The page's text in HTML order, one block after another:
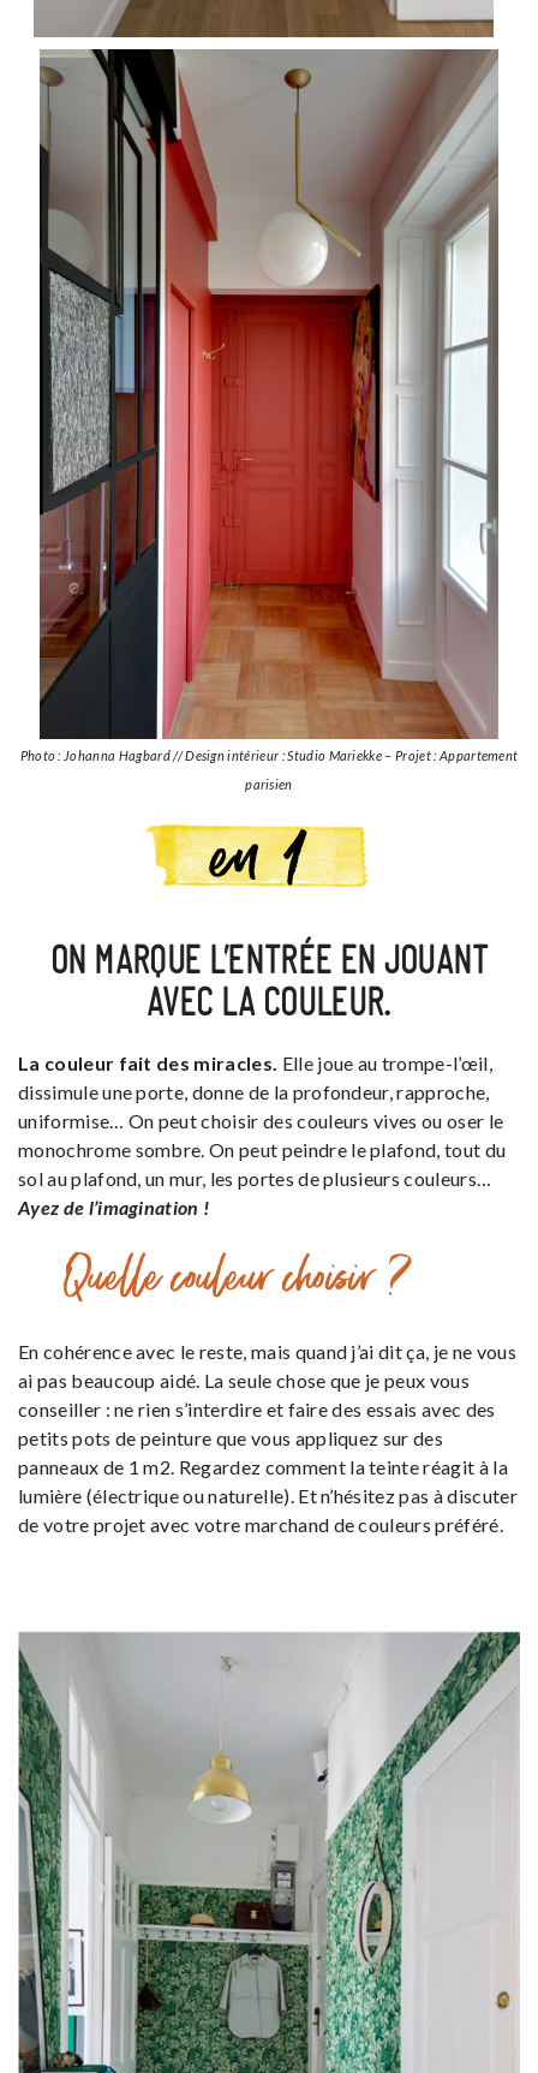
Photo : Johanna Hagbard // Design intérieur : Studio Mariekke – Projet : Appartement
parisien
ON MARQUE L’ENTRÉE EN JOUANT
AVEC LA COULEUR.
La couleur fait des miracles. Elle joue au trompe-l’œil,
dissimule une porte, donne de la profondeur, rapproche,
uniformise… On peut choisir des couleurs vives ou oser le
monochrome sombre. On peut peindre le plafond, tout du
sol au plafond, un mur, les portes de plusieurs couleurs…
Ayez de l’imagination !
Quelle couleur choisir ?
En cohérence avec le reste, mais quand j’ai dit ça, je ne vous
ai pas beaucoup aidé. La seule chose que je peux vous
conseiller : ne rien s’interdire et faire des essais avec des
petits pots de peinture que vous appliquez sur des
panneaux de 1 m2. Regardez comment la teinte réagit à la
lumière (électrique ou naturelle). Et n’hésitez pas à discuter
de votre projet avec votre marchand de couleurs préféré.